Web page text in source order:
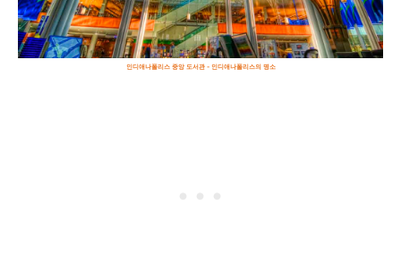
인디애나폴리스 중앙 도서관 - 인디애나폴리스의 명소